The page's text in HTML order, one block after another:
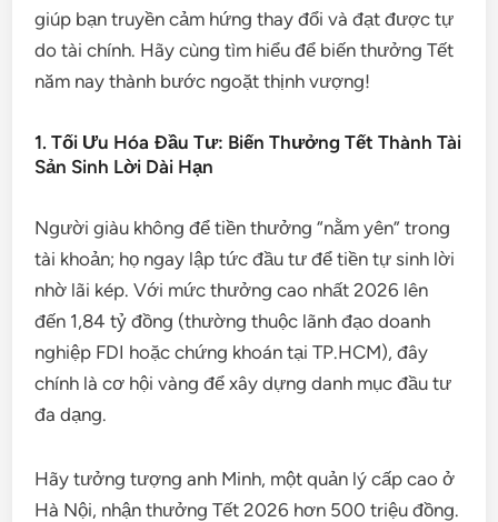
giúp bạn truyền cảm hứng thay đổi và đạt được tự
do tài chính. Hãy cùng tìm hiểu để biến thưởng Tết
năm nay thành bước ngoặt thịnh vượng!
1. Tối Ưu Hóa Đầu Tư: Biến Thưởng Tết Thành Tài
Sản Sinh Lời Dài Hạn
Người giàu không để tiền thưởng “nằm yên” trong
tài khoản; họ ngay lập tức đầu tư để tiền tự sinh lời
nhờ lãi kép. Với mức thưởng cao nhất 2026 lên
đến 1,84 tỷ đồng (thường thuộc lãnh đạo doanh
nghiệp FDI hoặc chứng khoán tại TP.HCM), đây
chính là cơ hội vàng để xây dựng danh mục đầu tư
đa dạng.
Hãy tưởng tượng anh Minh, một quản lý cấp cao ở
Hà Nội, nhận thưởng Tết 2026 hơn 500 triệu đồng.